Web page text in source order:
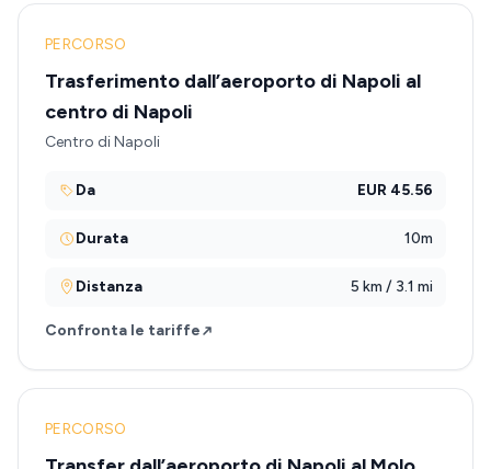
PERCORSO
Trasferimento dall’aeroporto di Napoli al
centro di Napoli
Centro di Napoli
Da EUR 45.56
Durata 10m
Distanza 5 km / 3.1 mi
Confronta le tariffe
PERCORSO